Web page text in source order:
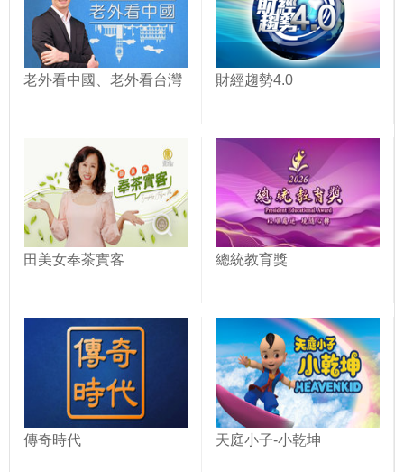
老外看中國、老外看台灣 財經趨勢4.0
田美女奉茶實客 總統教育獎
傳奇時代 天庭小子-小乾坤